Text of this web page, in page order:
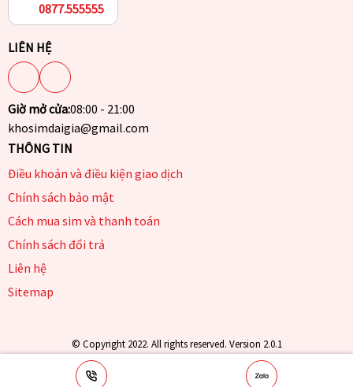
0877.555555
LIÊN HỆ
Giờ mở cửa:08:00 - 21:00
khosimdaigia@gmail.com
THÔNG TIN
Điều khoản và điều kiện giao dịch
Chính sách bảo mật
Cách mua sim và thanh toán
Chính sách đổi trả
Liên hệ
Sitemap
© Copyright 2022. All rights reserved. Version 2.0.1